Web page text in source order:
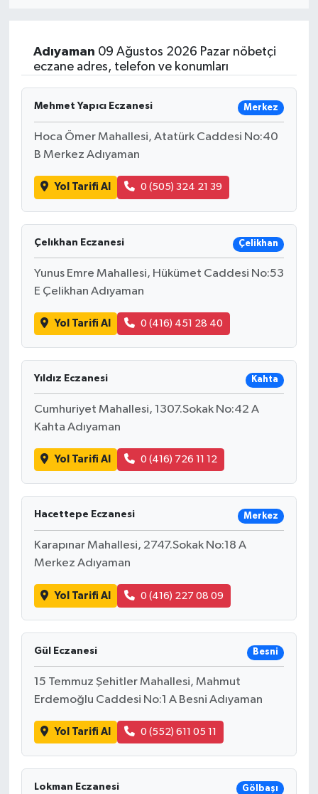
Adıyaman 09 Ağustos 2026 Pazar nöbetçi
eczane adres, telefon ve konumları
Mehmet Yapıcı Eczanesi Merkez
Hoca Ömer Mahallesi, Atatürk Caddesi No:40
B Merkez Adıyaman
Yol Tarifi Al 0 (505) 324 21 39
Çelıkhan Eczanesi Çelikhan
Yunus Emre Mahallesi, Hükümet Caddesi No:53
E Çelikhan Adıyaman
Yol Tarifi Al 0 (416) 451 28 40
Yıldız Eczanesi Kahta
Cumhuriyet Mahallesi, 1307.Sokak No:42 A
Kahta Adıyaman
Yol Tarifi Al 0 (416) 726 11 12
Hacettepe Eczanesi Merkez
Karapınar Mahallesi, 2747.Sokak No:18 A
Merkez Adıyaman
Yol Tarifi Al 0 (416) 227 08 09
Gül Eczanesi Besni
15 Temmuz Şehitler Mahallesi, Mahmut
Erdemoğlu Caddesi No:1 A Besni Adıyaman
Yol Tarifi Al 0 (552) 611 05 11
Lokman Eczanesi Gölbaşı
Sağlık
Magazin
Teknoloji
Bilim
Genel
Bilim, Teknoloji